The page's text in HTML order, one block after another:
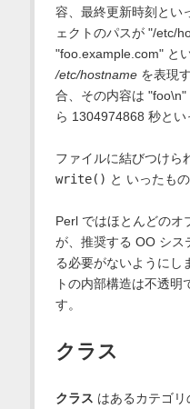
容、最終更新時刻とい
ェクトのパスが "/etc/
"foo.example.com" と
/etc/hostnameを表現
合、その内容は
ら 1304974868 秒とい
ファイルに結びつけら
write() と いったも
Perl ではほとんどのオ
が、推奨する OO シス
る必要がないようにし
トの内部構造は不透
す。
クラス
クラス はあるカテゴ